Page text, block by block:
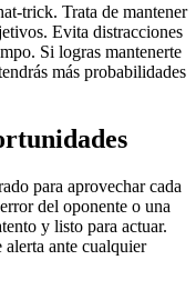
trick. Trata de mantener
Evita distracciones
Si logras mantenerte
más probabilidades
para aprovechar cada
del oponente o una
y listo para actuar.
ante cualquier